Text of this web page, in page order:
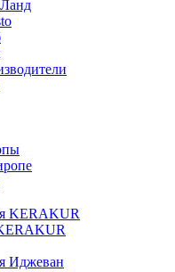
KERAKUR
Иджеван